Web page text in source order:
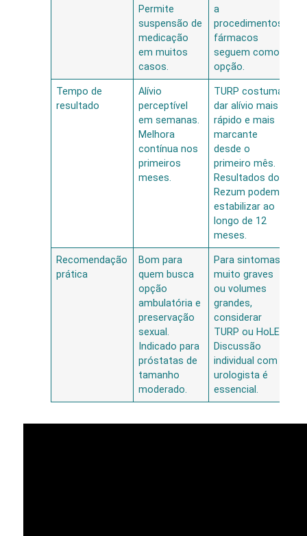
Permite
suspensão de
medicação
em muitos
casos.
a
procedimentos,
fármacos
seguem como
opção.
Tempo de
resultado
Alívio
perceptível
em semanas.
Melhora
contínua nos
primeiros
meses.
TURP costuma
dar alívio mais
rápido e mais
marcante
desde o
primeiro mês.
Resultados do
Rezum podem
estabilizar ao
longo de 12
meses.
Recomendação
prática
Bom para
quem busca
opção
ambulatória e
preservação
sexual.
Indicado para
próstatas de
tamanho
moderado.
Para sintomas
muito graves
ou volumes
grandes,
considerar
TURP ou HoLEP.
Discussão
individual com
urologista é
essencial.